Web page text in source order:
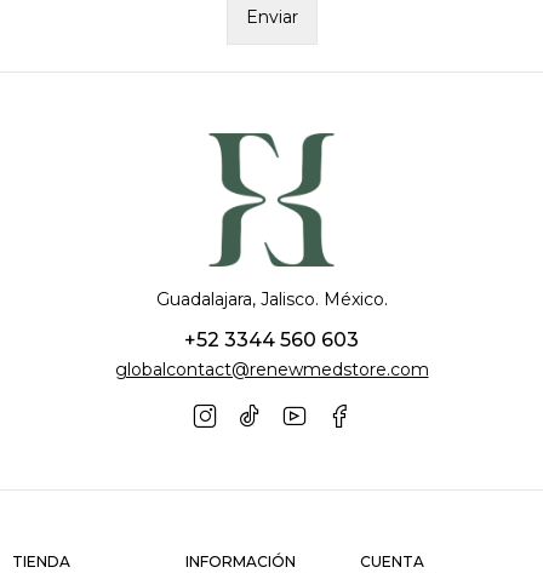
Guadalajara, Jalisco. México.
+52 3344 560 603
globalcontact@renewmedstore.com
TIENDA INFORMACIÓN CUENTA